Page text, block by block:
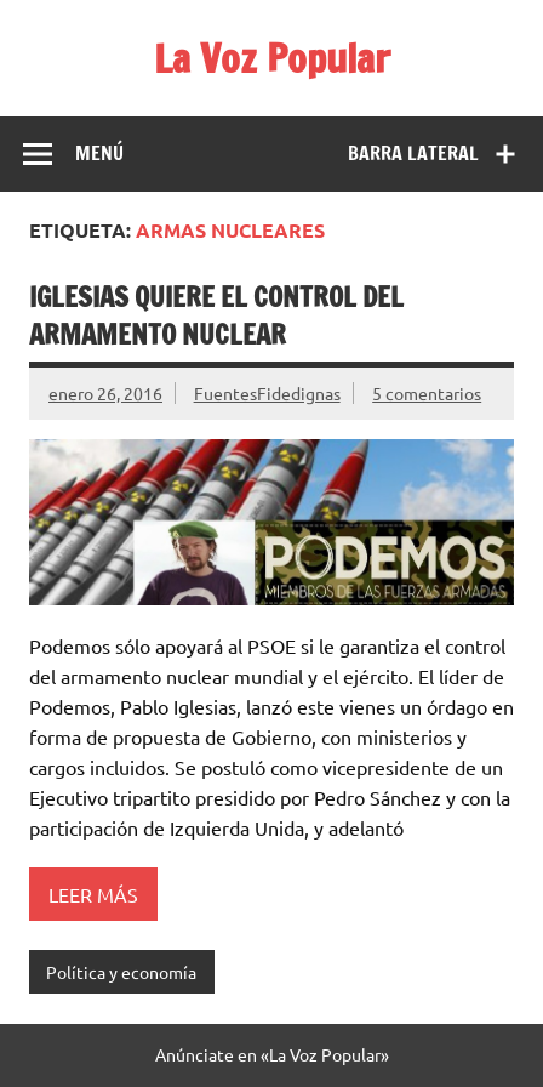
La Voz Popular
para reírse de las verdaderas.
BARRA LATERAL
MENÚ
ETIQUETA:ARMAS NUCLEARES
IGLESIAS QUIERE EL CONTROL DEL
ARMAMENTO NUCLEAR
enero 26, 2016 FuentesFidedignas 5 comentarios
Podemos sólo apoyará al PSOE si le garantiza el control
del armamento nuclear mundial y el ejército. El líder de
Podemos, Pablo Iglesias, lanzó este vienes un órdago en
forma de propuesta de Gobierno, con ministerios y
cargos incluidos. Se postuló como vicepresidente de un
Ejecutivo tripartito presidido por Pedro Sánchez y con la
participación de Izquierda Unida, y adelantó
LEER MÁS
Política y economía
Anúnciate en «La Voz Popular»